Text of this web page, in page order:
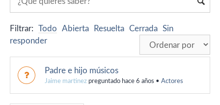
Filtrar: Todo Abierta Resuelta Cerrada Sin
responder
Padre e hijo músicos
Jaime martinez preguntado hace 6 años • Actores